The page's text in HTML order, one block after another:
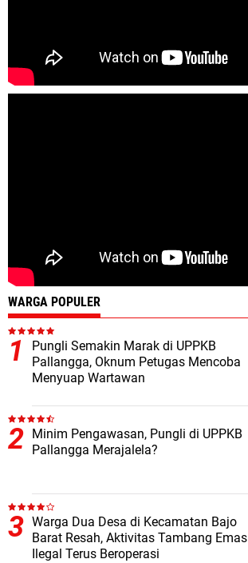
WARGA POPULER
Pungli Semakin Marak di UPPKB
Pallangga, Oknum Petugas Mencoba
Menyuap Wartawan
Minim Pengawasan, Pungli di UPPKB
Pallangga Merajalela?
Warga Dua Desa di Kecamatan Bajo
Barat Resah, Aktivitas Tambang Emas
Ilegal Terus Beroperasi